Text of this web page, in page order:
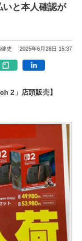
と本人確認が
史 2025年6月28日 15:37
2」店頭販売】